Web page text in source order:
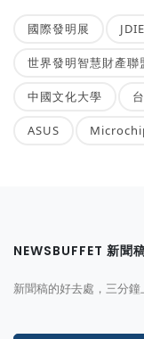
國際發明展
世界發明智慧財產聯
中國文化大學
ASUS
NEWSBUFFET 新聞
新聞稿的好去處，三分鐘